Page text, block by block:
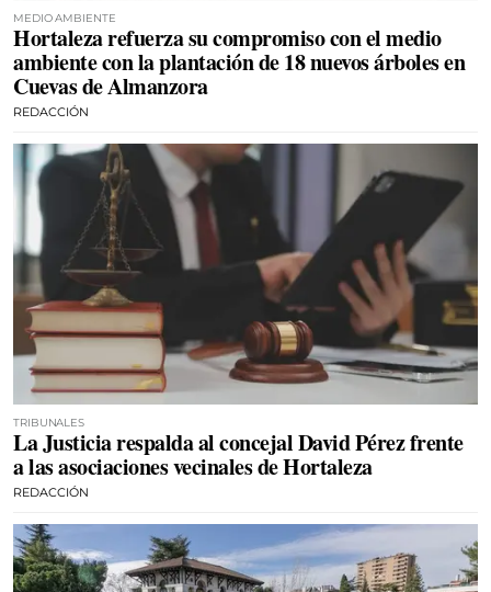
MEDIO AMBIENTE
Hortaleza refuerza su compromiso con el medio
ambiente con la plantación de 18 nuevos árboles en
Cuevas de Almanzora
REDACCIÓN
TRIBUNALES
La Justicia respalda al concejal David Pérez frente
a las asociaciones vecinales de Hortaleza
REDACCIÓN